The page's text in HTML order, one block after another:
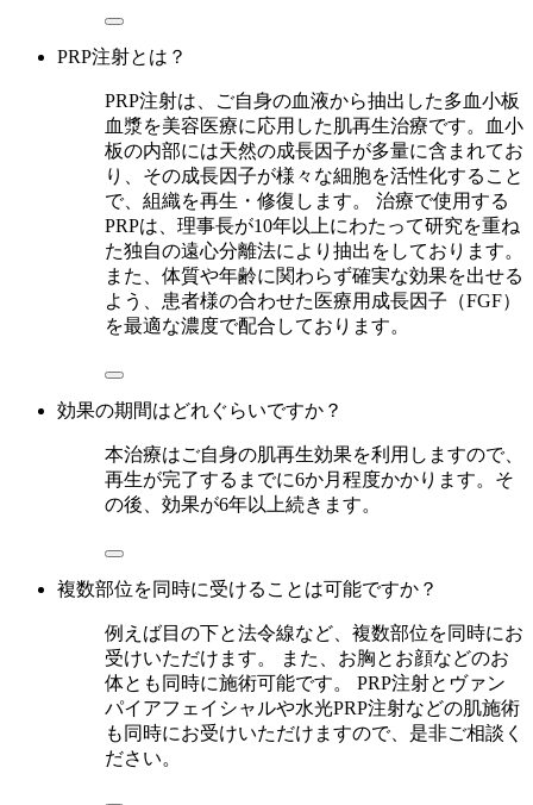
PRP注射とは？
PRP注射は、ご自身の血液から抽出した多血小板
血漿を美容医療に応用した肌再生治療です。血小
板の内部には天然の成長因子が多量に含まれてお
り、その成長因子が様々な細胞を活性化すること
で、組織を再生・修復します。 治療で使用する
PRPは、理事長が10年以上にわたって研究を重ね
た独自の遠心分離法により抽出をしております。
また、体質や年齢に関わらず確実な効果を出せる
よう、患者様の合わせた医療用成長因子（FGF）
を最適な濃度で配合しております。
効果の期間はどれぐらいですか？
本治療はご自身の肌再生効果を利用しますので、
再生が完了するまでに6か月程度かかります。そ
の後、効果が6年以上続きます。
複数部位を同時に受けることは可能ですか？
例えば目の下と法令線など、複数部位を同時にお
受けいただけます。 また、お胸とお顔などのお
体とも同時に施術可能です。 PRP注射とヴァン
パイアフェイシャルや水光PRP注射などの肌施術
も同時にお受けいただけますので、是非ご相談く
ださい。